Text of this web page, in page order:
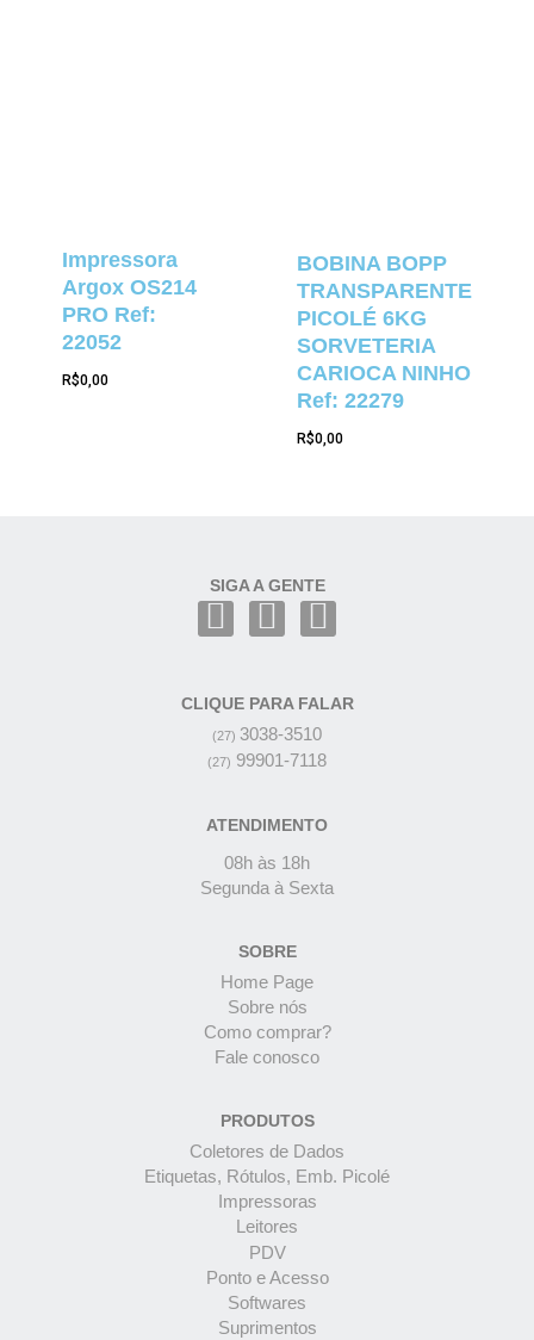
Impressora
Argox OS214
PRO Ref:
22052
R$0,00
BOBINA BOPP
TRANSPARENTE
PICOLÉ 6KG
SORVETERIA
CARIOCA NINHO
Ref: 22279
R$0,00
SIGA A GENTE
CLIQUE PARA FALAR
(27) 3038-3510
(27) 99901-7118
ATENDIMENTO
08h às 18h
Segunda à Sexta
SOBRE
Home Page
Sobre nós
Como comprar?
Fale conosco
PRODUTOS
Coletores de Dados
Etiquetas, Rótulos, Emb. Picolé
Impressoras
Leitores
PDV
Ponto e Acesso
Softwares
Suprimentos